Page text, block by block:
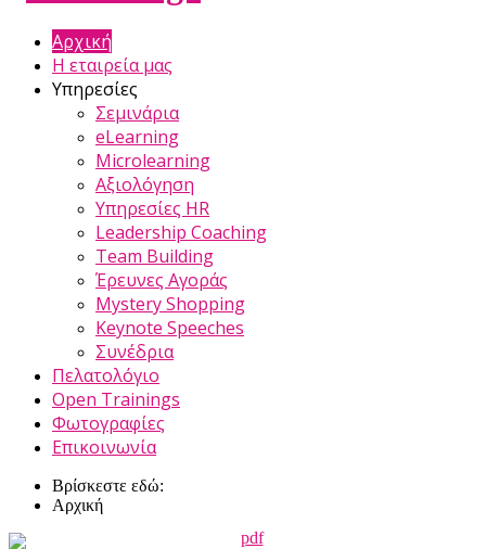
Αρχική
Η εταιρεία μας
Υπηρεσίες
Σεμινάρια
eLearning
Microlearning
Αξιολόγηση
Υπηρεσίες HR
Leadership Coaching
Team Building
Έρευνες Αγοράς
Mystery Shopping
Keynote Speeches
Συνέδρια
Πελατολόγιο
Open Trainings
Φωτογραφίες
Επικοινωνία
Βρίσκεστε εδώ:
Αρχική